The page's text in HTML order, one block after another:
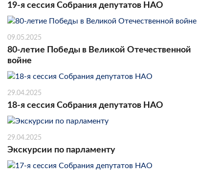
19-я сессия Собрания депутатов НАО
09.05.2025
80-летие Победы в Великой Отечественной
войне
29.04.2025
18-я сессия Собрания депутатов НАО
29.04.2025
Экскурсии по парламенту